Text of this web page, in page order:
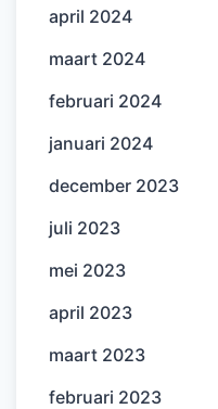
april 2024
maart 2024
februari 2024
januari 2024
december 2023
juli 2023
mei 2023
april 2023
maart 2023
februari 2023